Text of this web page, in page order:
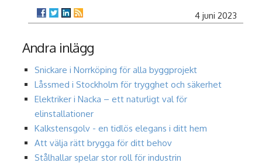
4 juni 2023
Andra inlägg
Snickare i Norrköping för alla byggprojekt
Låssmed i Stockholm för trygghet och säkerhet
Elektriker i Nacka – ett naturligt val för
elinstallationer
Kalkstensgolv - en tidlös elegans i ditt hem
Att välja rätt brygga för ditt behov
Stålhallar spelar stor roll för industrin